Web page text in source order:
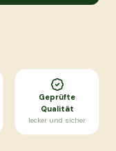
Geprüfte
Qualität
lecker und sicher